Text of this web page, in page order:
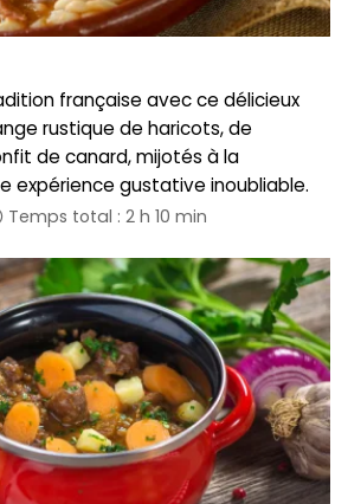
française avec ce délicieux
rustique de haricots, de
de canard, mijotés à la
expérience gustative inoubliable.
Temps total : 2 h 10 min